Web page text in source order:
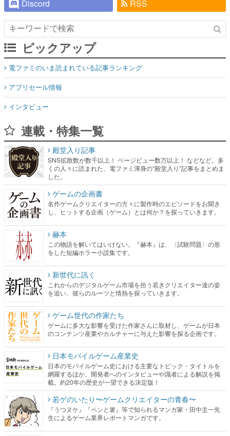
ピックアップ
電ファミのいま読まれている記事ランキング
アプリセール情報
インタビュー
連載・特集一覧
くの人々に読まれた、電ファミ渾身の“殿堂入り”記事をまとめま
した。
ゲームの企画書
名作ゲームクリエイターの方々に製作時のエピソードをお聞き
し、ヒットする企画（ゲーム）とは何か？を探っていきます。
赫本
この物語を解いてはいけない。『赫本』は、〈試験問題〉の形
をした短編ホラー小説集です。
新世代に訊く
これからのデジタルゲーム市場を担う若きクリエイター達の姿
を追い、彼らのルーツと情熱を探っていきます。
ゲーム世代の作家たち
ゲームに多大な影響を受けた作家さんに取材し、ゲームが日本
のコンテンツ産業やカルチャーに与えた影響を探る企画です。
日本モバイルゲーム産業史
日本のモバイルゲーム史における主要なトピック・タイトルを
網羅するほか、開発者へのインタビューや識者による解説を掲
若ゲのいたり〜ゲームクリエイターの青春〜
『うつヌケ』『ペンと箸』等で知られるマンガ家・田中圭一先
生によるゲーム業界レポートマンガです。
なんでゲームは面白い？
ゲーム開発者・hamatsu氏がゲームの魅力を画面や操作の具体的
な形から解き明かしていく、硬派で骨太な評論連載です。